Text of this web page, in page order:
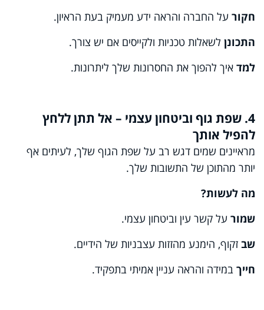
חקור על החברה והראה ידע מעמיק בעת הראיון.
התכונן לשאלות טכניות ולקייסים אם יש צורך.
למד איך להפוך את החסרונות שלך ליתרונות.
4. שפת גוף וביטחון עצמי – אל תתן ללחץ
להפיל אותך
מראיינים שמים דגש רב על שפת הגוף שלך, לעיתים אף
יותר מהתוכן של התשובות שלך.
מה לעשות?
שמור על קשר עין וביטחון עצמי.
שב זקוף, הימנע מהזזות עצבניות של הידיים.
חייך במידה והראה עניין אמיתי בתפקיד.